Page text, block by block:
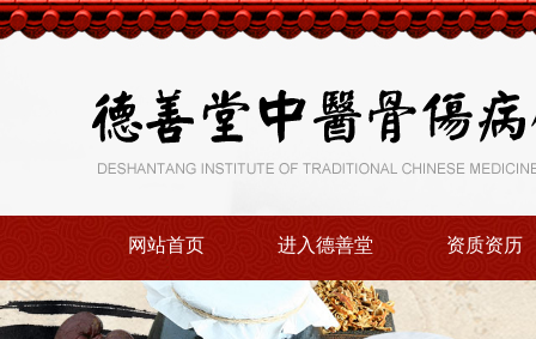
网站首页 进入德善堂 资质资历